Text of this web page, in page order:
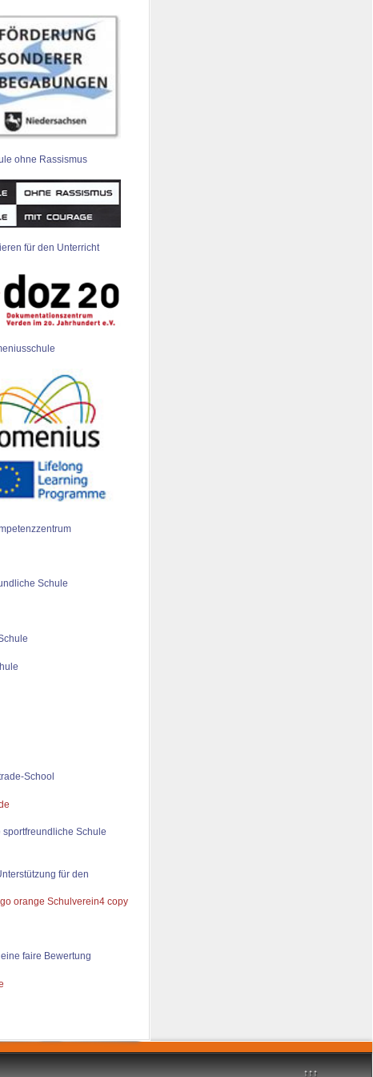
↑↑↑
ohne Rassismus
für den Unterricht
Schule
School
sportfreundliche Schule
für den
faire Bewertung